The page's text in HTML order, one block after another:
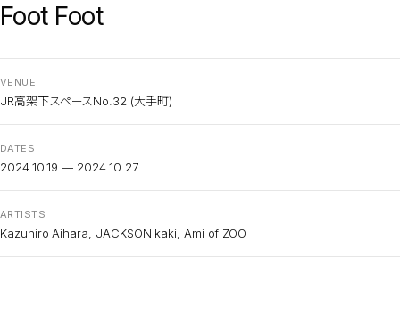
Foot Foot
VENUE
JR高架下スペースNo.32 (大手町)
DATES
2024.10.19 — 2024.10.27
ARTISTS
Kazuhiro Aihara, JACKSON kaki, Ami of ZOO